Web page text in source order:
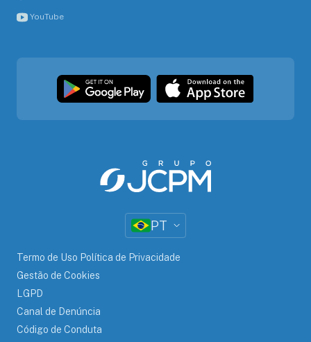
YouTube
PT
Termo de Uso Política de Privacidade
Gestão de Cookies
LGPD
Canal de Denúncia
Código de Conduta